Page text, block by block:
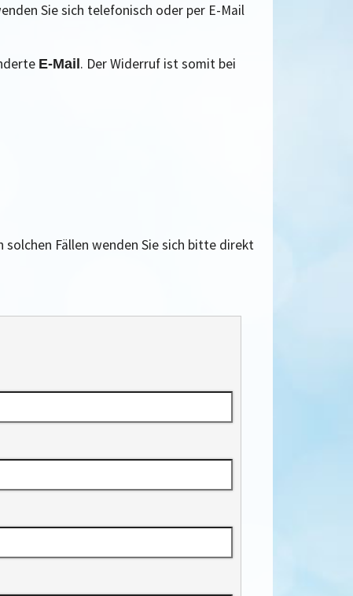
Sie sich telefonisch oder per E-Mail
E-Mail. Der Widerruf ist somit bei
solchen Fällen wenden Sie sich bitte direkt